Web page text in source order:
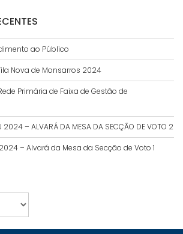
ao Público
Nova de Monsarros 2024
Primária de Faixa de Gestão de
2024 – ALVARÁ DA MESA DA SECÇÃO DE VOTO 2
– Alvará da Mesa da Secção de Voto 1